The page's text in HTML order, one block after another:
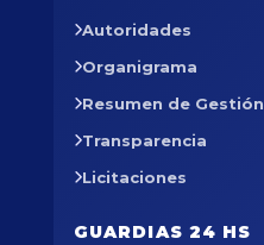
Autoridades
Organigrama
Resumen de Gestión
Transparencia
Licitaciones
GUARDIAS 24 HS